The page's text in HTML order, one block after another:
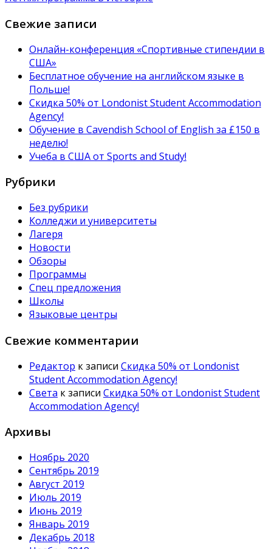
Свежие записи
Онлайн-конференция «Спортивные стипендии в
США»
Бесплатное обучение на английском языке в
Польше!
Скидка 50% от Londonist Student Accommodation
Agency!
Обучение в Сavendish School of English за £150 в
неделю!
Учеба в США от Sports and Study!
Рубрики
Без рубрики
Колледжи и университеты
Лагеря
Новости
Обзоры
Программы
Спец предложения
Школы
Языковые центры
Свежие комментарии
Редактор к записи Скидка 50% от Londonist
Student Accommodation Agency!
Света к записи Скидка 50% от Londonist Student
Accommodation Agency!
Архивы
Ноябрь 2020
Сентябрь 2019
Август 2019
Июль 2019
Июнь 2019
Январь 2019
Декабрь 2018